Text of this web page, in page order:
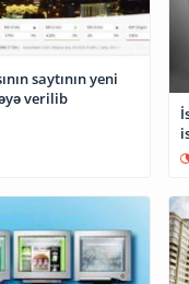
saytının yeni
verilib